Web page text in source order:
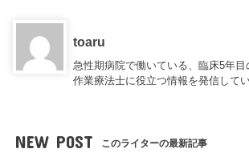
toaru
急性期病院で働いている、臨床5年目
作業療法士に役立つ情報を発信してい
NEW POST このライターの最新記事